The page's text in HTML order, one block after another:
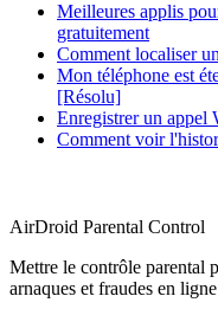
Meilleures applis
gratuitement
Comment localiser
Mon téléphone est
[Résolu]
Enregistrer un appel
Comment voir
AirDroid Parental Control
Mettre le contrôle parental
arnaques et fraudes en ligne